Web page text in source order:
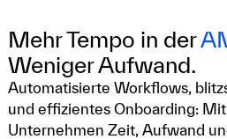
Mehr Tempo in der
Weniger Aufwand.
Automatisierte Workflows,
und effizientes Onboarding:
Unternehmen Zeit, Aufwand